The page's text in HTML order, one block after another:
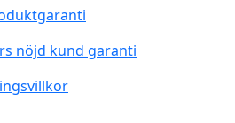
nöjd kund garanti